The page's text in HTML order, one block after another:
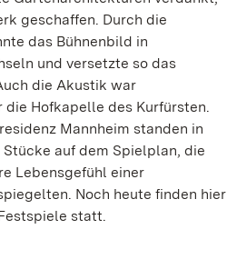
geschaffen. Durch die
das Bühnenbild in
und versetzte so das
die Akustik war
Hofkapelle des Kurfürsten.
Mannheim standen in
auf dem Spielplan, die
Lebensgefühl einer
Noch heute finden hier
statt.